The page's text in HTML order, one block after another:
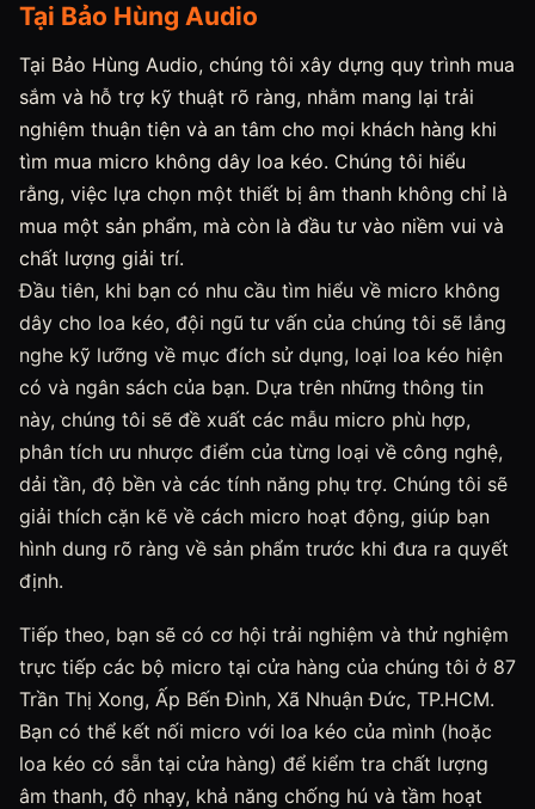
Tại Bảo Hùng Audio
Tại Bảo Hùng Audio, chúng tôi xây dựng quy trình mua
sắm và hỗ trợ kỹ thuật rõ ràng, nhằm mang lại trải
nghiệm thuận tiện và an tâm cho mọi khách hàng khi
tìm mua micro không dây loa kéo. Chúng tôi hiểu
rằng, việc lựa chọn một thiết bị âm thanh không chỉ là
mua một sản phẩm, mà còn là đầu tư vào niềm vui và
chất lượng giải trí.
Đầu tiên, khi bạn có nhu cầu tìm hiểu về micro không
dây cho loa kéo, đội ngũ tư vấn của chúng tôi sẽ lắng
nghe kỹ lưỡng về mục đích sử dụng, loại loa kéo hiện
có và ngân sách của bạn. Dựa trên những thông tin
này, chúng tôi sẽ đề xuất các mẫu micro phù hợp,
phân tích ưu nhược điểm của từng loại về công nghệ,
dải tần, độ bền và các tính năng phụ trợ. Chúng tôi sẽ
giải thích cặn kẽ về cách micro hoạt động, giúp bạn
hình dung rõ ràng về sản phẩm trước khi đưa ra quyết
định.
Tiếp theo, bạn sẽ có cơ hội trải nghiệm và thử nghiệm
trực tiếp các bộ micro tại cửa hàng của chúng tôi ở 87
Trần Thị Xong, Ấp Bến Đình, Xã Nhuận Đức, TP.HCM.
Bạn có thể kết nối micro với loa kéo của mình (hoặc
loa kéo có sẵn tại cửa hàng) để kiểm tra chất lượng
âm thanh, độ nhạy, khả năng chống hú và tầm hoạt